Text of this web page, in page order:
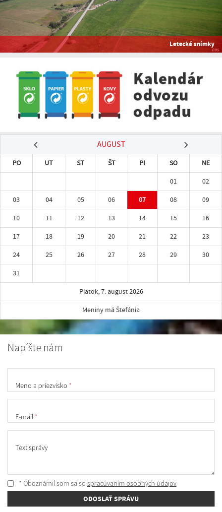
Letecké snímky
AUGUST
PO UT ST ŠT PI SO
NE
01
02
03
04 05 06 07 08
09
10
11 12 13 14 15
16
17
18 19 20 21 22
23
24
25 26 27 28 29
30
31
Piatok, 7. august 2026
Meniny má Štefánia
Napíšte nám
Meno a priezvisko *
E-mail *
Text správy
* Oboznámil som sa so spracúvaním osobných údajov
ODOSLAŤ SPRÁVU